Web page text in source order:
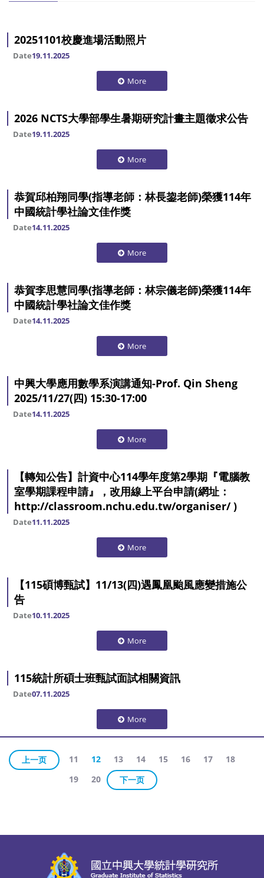
20251101校慶進場活動照片
Date19.11.2025
More
2026 NCTS大學部學生暑期研究計畫主題徵求公告
Date19.11.2025
More
恭賀邱柏翔同學(指導老師：林長鋆老師)榮獲114年
中國統計學社論文佳作獎
Date14.11.2025
More
恭賀李思慧同學(指導老師：林宗儀老師)榮獲114年
中國統計學社論文佳作獎
Date14.11.2025
More
中興大學應用數學系演講通知-Prof. Qin Sheng
2025/11/27(四) 15:30-17:00
Date14.11.2025
More
【轉知公告】計資中心114學年度第2學期『電腦教
室學期課程申請』，改用線上平台申請(網址：
http://classroom.nchu.edu.tw/organiser/ )
Date11.11.2025
More
【115碩博甄試】11/13(四)遇鳳凰颱風應變措施公
告
Date10.11.2025
More
115統計所碩士班甄試面試相關資訊
Date07.11.2025
More
上一页 11 12 13 14 15 16 17
18
19
20 下一页